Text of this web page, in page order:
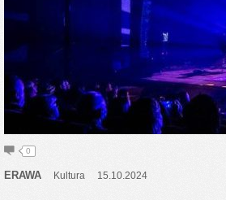
0
ERAWA Kultura 15.10.2024